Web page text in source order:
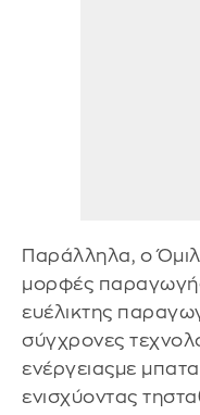
Παράλληλα, ο
μορφές
ευέλικτης
σύγχρονες
ενέργειαςμε
ενισχύοντας